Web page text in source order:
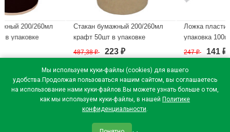
Мы используем куки-файлы (cookies) для вашего
удобства.Продолжая пользоваться нашим сайтом, вы соглашаетесь
на использование нами куки-файлов.Вы можете узнать больше о том,
как мы используем куки-файлы, в нашей Политике
конфиденциальности.
Стакан бумажный 200/260мл
крафт 50шт в упаковке
В наличии223₽
Ложка пластиковая
упаковка 100шт.
В наличии
141₽